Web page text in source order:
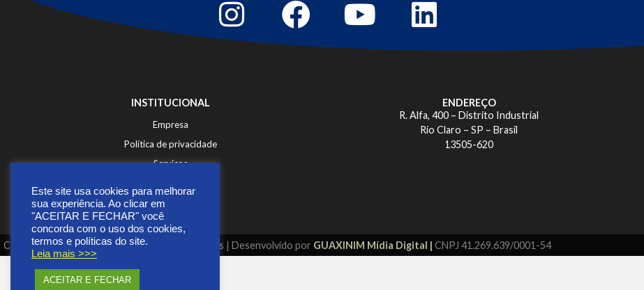
INSTITUCIONAL
Empresa
Política de privacidade
Serviços
ENDEREÇO
R. Alfa, 400 – Distrito Industrial
Rio Claro – SP – Brasil
13505-620
Copyright © 2026 | Todos os direitos reservados | Desenvolvido por GUAXINIM Mídia Digital | CNPJ 41.269.639/0001-54
Este site usa cookies para melhorar
sua experiência. Ao clicar em
"ACEITAR E FECHAR" você
concorda com o uso dos cookies,
termos e políticas do site.
Leia mais >>>
ACEITAR E FECHAR